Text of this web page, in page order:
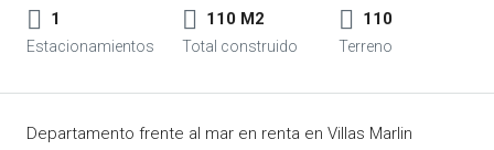
1 110 M2 110
Departamento frente al mar en renta en Villas Marlin